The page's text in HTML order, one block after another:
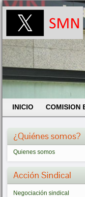
INICIO COMISION
¿Quiénes somos?
Quienes somos
Acción Sindical
Negociación sindical